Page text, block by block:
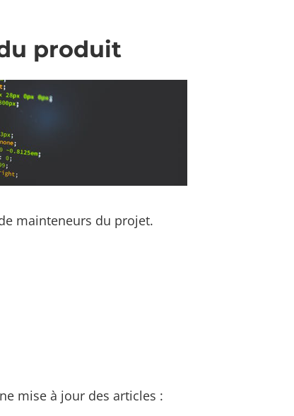
produit
mainteneurs du projet.
mise à jour des articles :